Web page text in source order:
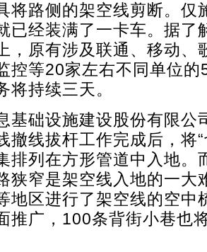
将路侧的架空线剪断。仅
已经装满了一卡车。据了
，原有涉及联通、移动、
控等20家左右不同单位
将持续三天。
础设施建设股份有限公
撤线拔杆工作完成后，将
排列在方形管道中入地。
狭窄是架空线入地的一大
地区进行了架空线的空中
推广，100条背街小巷也